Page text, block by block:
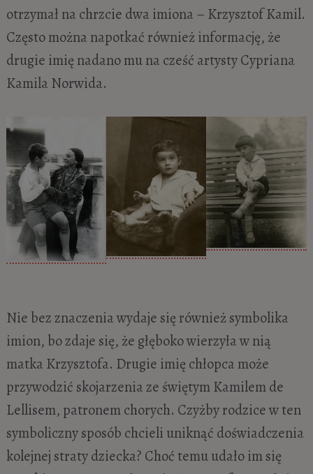
otrzymał na chrzcie dwa imiona – Krzysztof Kamil.
Często można napotkać również informację, że
drugie imię nadano mu na cześć artysty Cypriana
Kamila Norwida.
Nie bez znaczenia wydaje się również symbolika
imion, bo zdaje się, że głęboko wierzyła w nią
matka Krzysztofa. Drugie imię chłopca może
przywodzić skojarzenia ze świętym Kamilem de
Lellisem, patronem chorych. Czyżby rodzice w ten
symboliczny sposób chcieli uniknąć doświadczenia
kolejnej straty dziecka? Choć temu udało im się